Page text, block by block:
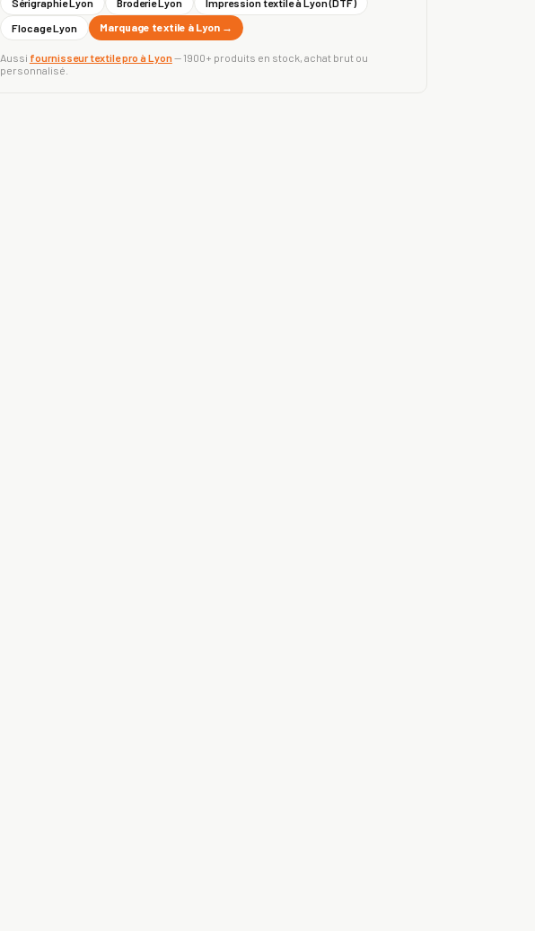
Sérigraphie Lyon Broderie Lyon
Impression textile à Lyon (DTF)
Flocage Lyon
Marquage textile à Lyon →
Aussi fournisseur textile pro à Lyon— 1900+ produits en stock, achat brut ou
personnalisé.